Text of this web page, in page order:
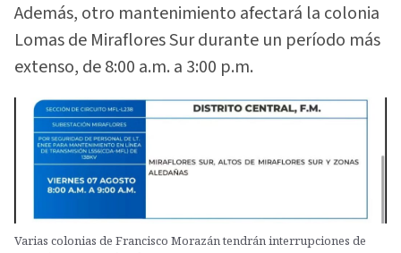
Además, otro mantenimiento afectará la colonia
Lomas de Miraflores Sur durante un período más
extenso, de 8:00 a.m. a 3:00 p.m.
Varias colonias de Francisco Morazán tendrán interrupciones de